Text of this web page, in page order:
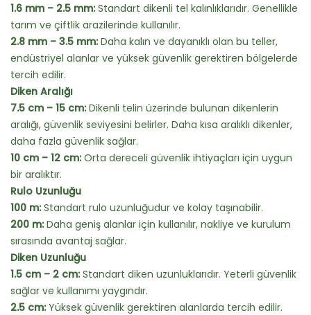
1.6 mm – 2.5 mm:Standart dikenli tel kalınlıklarıdır. Genellikle
tarım ve çiftlik arazilerinde kullanılır.
2.8 mm – 3.5 mm:Daha kalın ve dayanıklı olan bu teller,
endüstriyel alanlar ve yüksek güvenlik gerektiren bölgelerde
tercih edilir.
Diken Aralığı
7.5 cm – 15 cm:Dikenli telin üzerinde bulunan dikenlerin
aralığı, güvenlik seviyesini belirler. Daha kısa aralıklı dikenler,
daha fazla güvenlik sağlar.
10 cm – 12 cm:Orta dereceli güvenlik ihtiyaçları için uygun
bir aralıktır.
Rulo Uzunluğu
100 m:Standart rulo uzunluğudur ve kolay taşınabilir.
200 m:Daha geniş alanlar için kullanılır, nakliye ve kurulum
sırasında avantaj sağlar.
Diken Uzunluğu
1.5 cm – 2 cm:Standart diken uzunluklarıdır. Yeterli güvenlik
sağlar ve kullanımı yaygındır.
2.5 cm:Yüksek güvenlik gerektiren alanlarda tercih edilir.